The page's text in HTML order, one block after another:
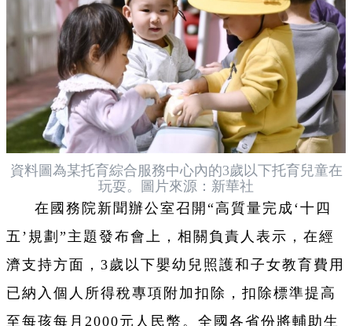
資料圖為某托育綜合服務中心內的3歲以下托育兒童在
玩耍。圖片來源：新華社
在國務院新聞辦公室召開“高質量完成‘十四
五’規劃”主題發布會上，相關負責人表示，在經
濟支持方面，3歲以下嬰幼兒照護和子女教育費用
已納入個人所得稅專項附加扣除，扣除標準提高
至每孩每月2000元人民幣。全國各省份將輔助生